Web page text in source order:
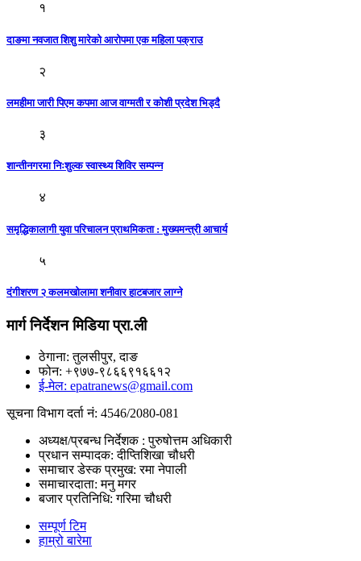
१
दाङमा नवजात शिशु मारेको आरोपमा एक महिला पक्राउ
२
लमहीमा जारी पिएम कपमा आज वाग्मती र काेशी प्रदेश भिड्दै
३
शान्तीनगरमा निःशुल्क स्वास्थ्य शिविर सम्पन्न
४
समृद्धिकालागी युवा परिचालन प्राथमिकता : मुख्यमन्त्री आचार्य
५
दंगीशरण २ कलमखोलामा शनीवार हाटबजार लाग्ने
मार्ग निर्देशन मिडिया प्रा.ली
ठेगाना: तुलसीपुर, दाङ
फोन: +९७७-९८६६९१६६१२
ई-मेल: epatranews@gmail.com
सूचना विभाग दर्ता नं: 4546/2080-081
अध्यक्ष/प्रबन्ध निर्देशक : पुरुषोत्तम अधिकारी
प्रधान सम्पादक: दीप्तिशिखा चौधरी
समाचार डेस्क प्रमुख: रमा नेपाली
समाचारदाता: मनु मगर
बजार प्रतिनिधि: गरिमा चौधरी
सम्पूर्ण टिम
हाम्रो बारेमा